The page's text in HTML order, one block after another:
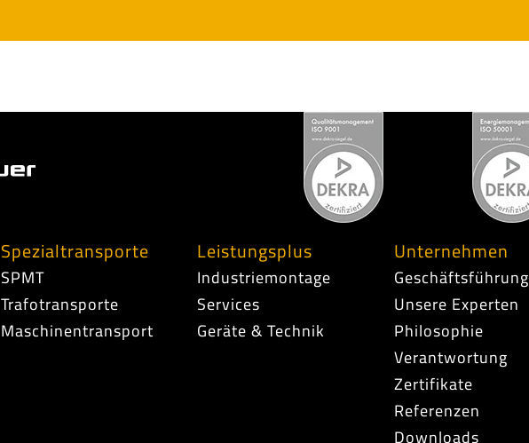
Spezialtransporte
SPMT
Trafotransporte
Maschinentransport
Leistungsplus
Industriemontage
Services
Geräte & Technik
Unternehmen
Geschäftsführung
Unsere Experten
Philosophie
Verantwortung
Zertifikate
Referenzen